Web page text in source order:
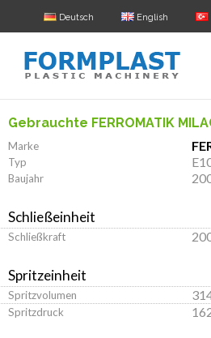
Deutsch English
Gebrauchte FERROMATIK
Marke
Typ
Baujahr
Schließeinheit
Schließkraft
Spritzeinheit
Spritzvolumen
Spritzdruck